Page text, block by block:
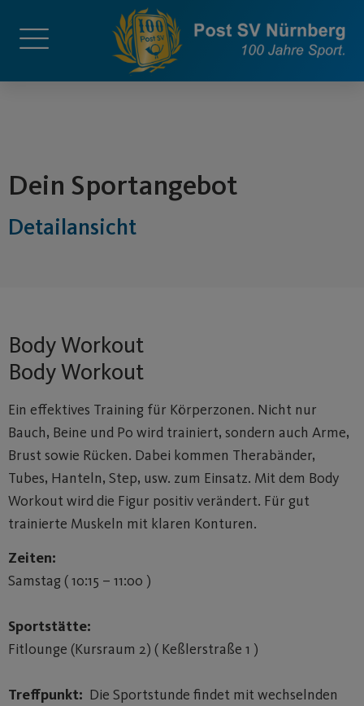
Dein Sportangebot
Detailansicht
Body Workout
Body Workout
Ein effektives Training für Körperzonen. Nicht nur
Bauch, Beine und Po wird trainiert, sondern auch Arme,
Brust sowie Rücken. Dabei kommen Therabänder,
Tubes, Hanteln, Step, usw. zum Einsatz. Mit dem Body
Workout wird die Figur positiv verändert. Für gut
trainierte Muskeln mit klaren Konturen.
Zeiten:
Samstag ( 10:15 – 11:00 )
Sportstätte:
Fitlounge (Kursraum 2) ( Keßlerstraße 1 )
Treffpunkt: Die Sportstunde findet mit wechselnden